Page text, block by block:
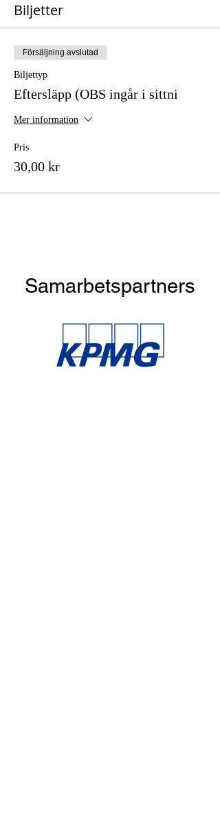
Biljetter
Försäljning avslutad
Biljettyp
Eftersläpp (OBS ingår i sittni
Mer information
Pris
30,00 kr
Samarbetspartners